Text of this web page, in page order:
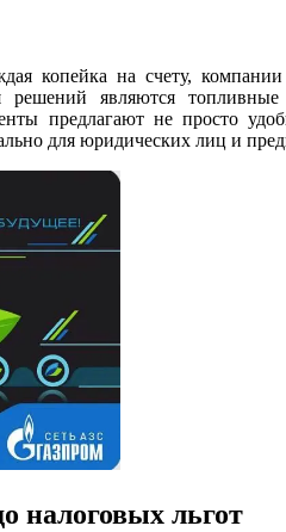
копейка на счету,
решений являются
предлагают не просто
для юридических лиц и
налоговых льгот